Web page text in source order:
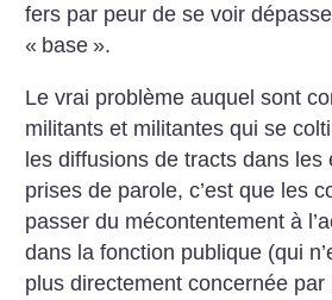
fers par peur de se voir
« base ».
Le vrai problème auquel sont
militants et militantes qui se
les diffusions de tracts dans les
prises de parole, c’est que les
passer du mécontentement à
dans la fonction publique (qui
plus directement concernée